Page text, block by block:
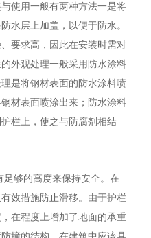
使用一般有两种方法一是将
水层上加盖，以便于防水。
要求高，因此在安装时需对
外观处理一般采用防水涂料
是将钢材表面的防水涂料喷
材表面喷涂出来；防水涂料
栏上，使之与防腐剂相结
足够的高度来保持安全。在
效措施防止滑移。由于护栏
在程度上增加了地面的承重